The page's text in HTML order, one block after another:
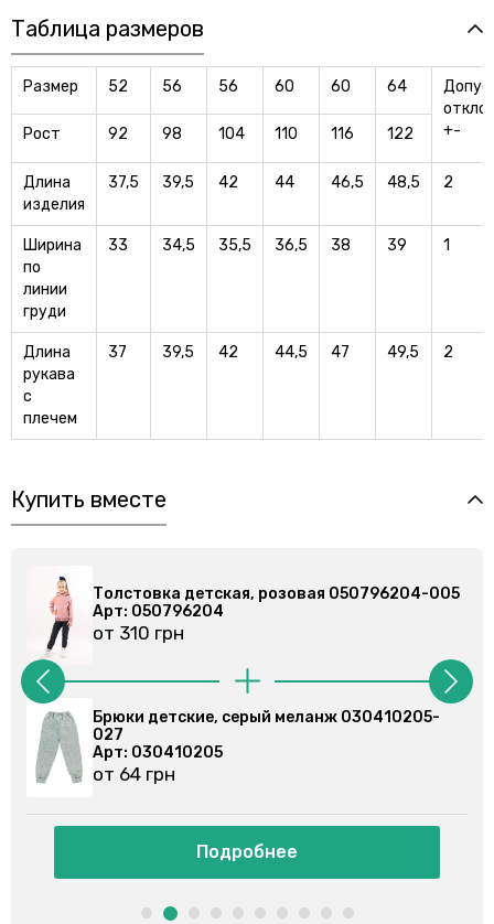
Таблица размеров
Размер 52 56 56 60 60 64
+-
Рост 92 98 104 110 116 122
Длина
изделия
37,5 39,5 42 44 46,5 48,5 2
Ширина
по
линии
груди
33 34,5 35,5 36,5 38 39 1
Длина
рукава
с
плечем
37 39,5 42 44,5 47 49,5 2
Купить вместе
Толстовка детская, розовая 050796204-005
Арт: 050796204
от 310 грн
Брюки детские, серый меланж 030410205-
027
Арт: 030410205
от 64 грн
Подробнее